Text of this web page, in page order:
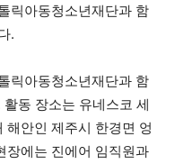
릭아동청소년재단과 함
.
릭아동청소년재단과 함
동 장소는 유네스코 세
해안인 제주시 한경면 엉
장에는 진에어 임직원과